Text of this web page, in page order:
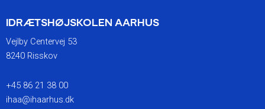
IDRÆTSHØJSKOLEN AARHUS
Vejlby Centervej 53
8240 Risskov
+45 86 21 38 00
ihaa@ihaarhus.dk